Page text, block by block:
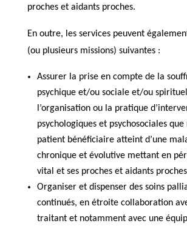
proches et aidants proches.
En outre, les services peuvent
(ou plusieurs missions) suivantes :
Assurer la prise en compte de la
psychique et/ou sociale et/ou
l’organisation ou la pratique
psychologiques et psychosociales que
patient bénéficiaire atteint d’une
chronique et évolutive mettant en
vital et ses proches et aidants
Organiser et dispenser des soins
continués, en étroite collaboration
traitant et notamment avec une